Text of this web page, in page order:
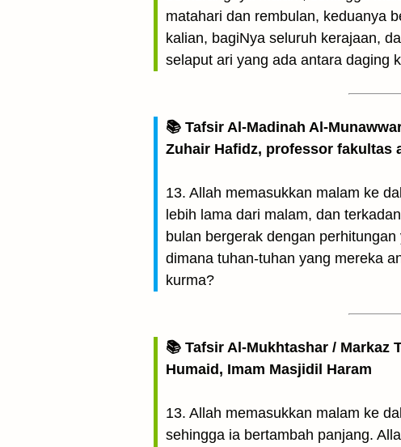
matahari dan rembulan, keduanya
kalian, bagiNya seluruh kerajaan,
selaput ari yang ada antara daging
📚 Tafsir Al-Madinah Al-
Zuhair Hafidz, professor fakultas
13. Allah memasukkan malam ke
lebih lama dari malam, dan
bulan bergerak dengan
dimana tuhan-tuhan yang mereka
kurma?
📚 Tafsir Al-Mukhtashar / Markaz
Humaid, Imam Masjidil Haram
13. Allah memasukkan malam ke
sehingga ia bertambah panjang.